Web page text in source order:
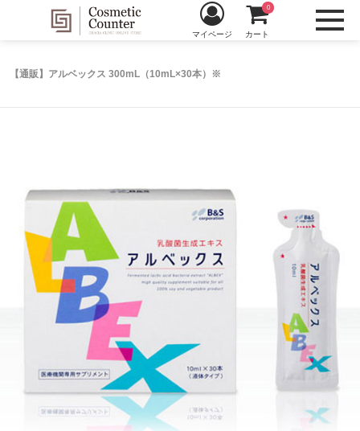
【通販】アルベックス 300mL（10mL×30本）※
マイページ カート
0